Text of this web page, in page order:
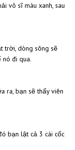
võ sĩ màu xanh, sau
trời, dòng sông sẽ
nó đi qua.
ra, bạn sẽ thấy viên
bạn lật cả 3 cái cốc